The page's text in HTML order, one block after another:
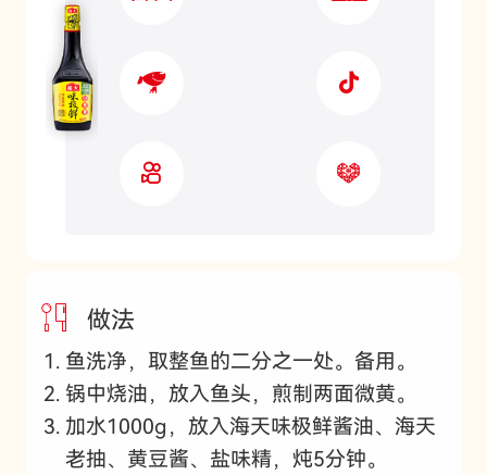
做法
鱼洗净，取整鱼的二分之一处。备用。
锅中烧油，放入鱼头，煎制两面微黄。
加水1000g，放入海天味极鲜酱油、海天
老抽、黄豆酱、盐味精，炖5分钟。